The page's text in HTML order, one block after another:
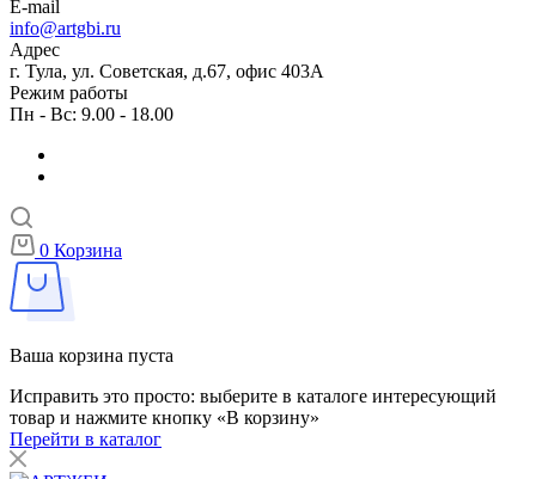
E-mail
info@artgbi.ru
Адрес
г. Тула, ул. Советская, д.67, офис 403А
Режим работы
Пн - Вс: 9.00 - 18.00
0 Корзина
Ваша корзина пуста
Исправить это просто: выберите в каталоге интересующий
товар и нажмите кнопку «В корзину»
Перейти в каталог